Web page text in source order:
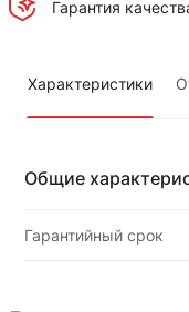
Гарантия
Характеристики
Общие
Гарантийный срок